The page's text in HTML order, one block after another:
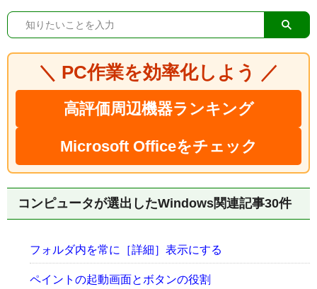
＼ PC作業を効率化しよう ／
高評価周辺機器ランキング
Microsoft Officeをチェック
コンピュータが選出したWindows関連記事30件
フォルダ内を常に［詳細］表示にする
ペイントの起動画面とボタンの役割